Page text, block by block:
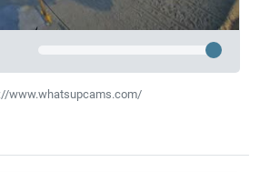
www.whatsupcams.com/